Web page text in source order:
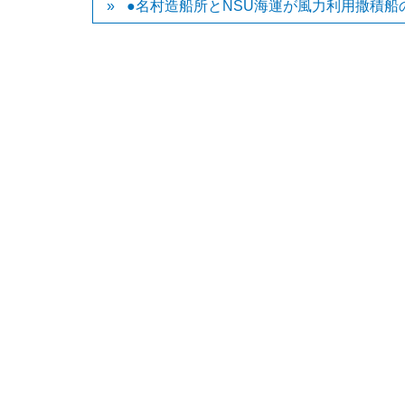
●名村造船所とNSU海運が風力利用撒積船